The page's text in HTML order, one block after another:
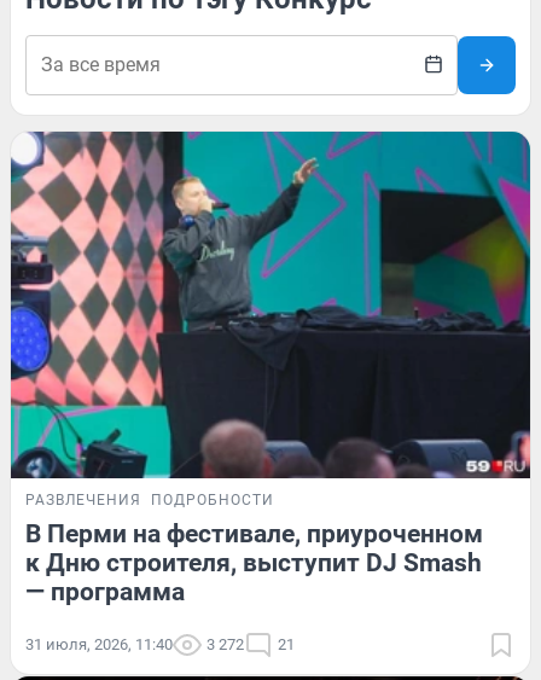
РАЗВЛЕЧЕНИЯ ПОДРОБНОСТИ
В Перми на фестивале, приуроченном
к Дню строителя, выступит DJ Smash
— программа
31 июля, 2026, 11:40 3 272 21